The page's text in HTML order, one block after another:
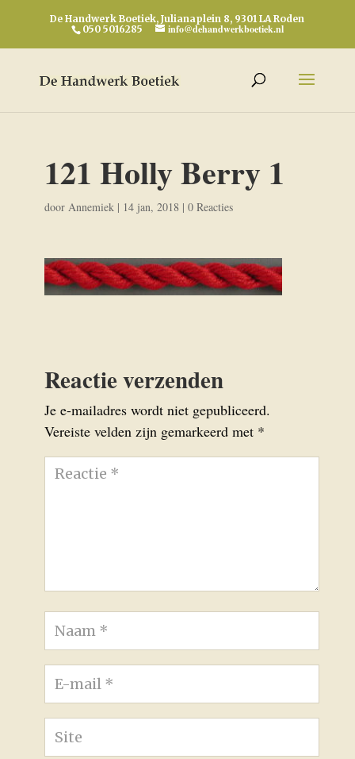
De Handwerk Boetiek, Julianaplein 8, 9301 LA Roden
050 5016285
info@dehandwerkboetiek.nl
121 Holly Berry 1
door Annemiek| 14 jan, 2018| 0 Reacties
Reactie verzenden
Je e-mailadres wordt niet gepubliceerd.
Vereiste velden zijn gemarkeerd met *